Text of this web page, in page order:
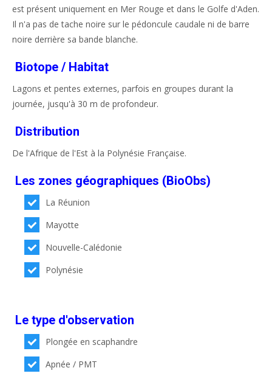
est présent uniquement en Mer Rouge et dans le Golfe d'Aden.
Il n'a pas de tache noire sur le pédoncule caudale ni de barre
noire derrière sa bande blanche.
Biotope / Habitat
Lagons et pentes externes, parfois en groupes durant la
journée, jusqu'à 30 m de profondeur.
Distribution
De l'Afrique de l'Est à la Polynésie Française.
Les zones géographiques (BioObs)
La Réunion
Mayotte
Nouvelle-Calédonie
Polynésie
Le type d'observation
Plongée en scaphandre
Apnée / PMT